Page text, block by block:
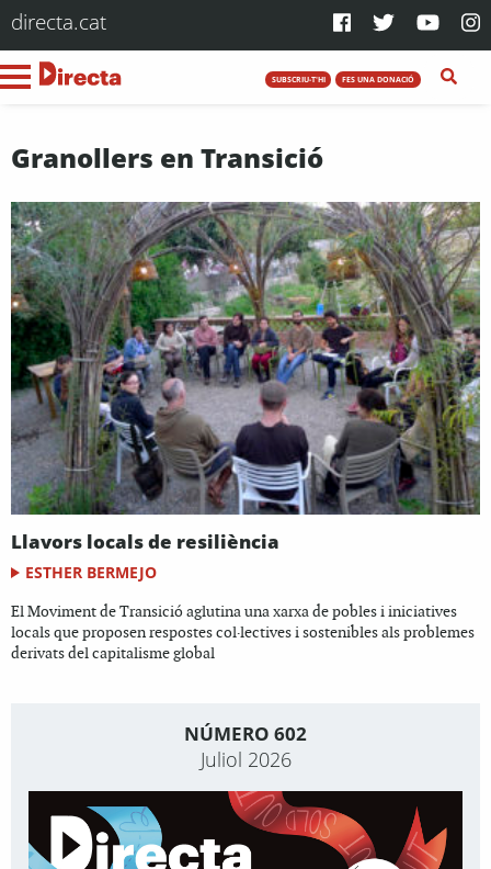
directa.cat
SUBSCRIU-T'HI FES UNA DONACIÓ
Granollers en Transició
Llavors locals de resiliència
ESTHER BERMEJO
El Moviment de Transició aglutina una xarxa de pobles i iniciatives
locals que proposen respostes col·lectives i sostenibles als problemes
derivats del capitalisme global
NÚMERO 602
Juliol 2026